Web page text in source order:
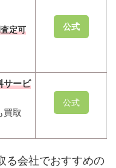
定可
公式
サービ
買取
公式
る会社でおすすめの